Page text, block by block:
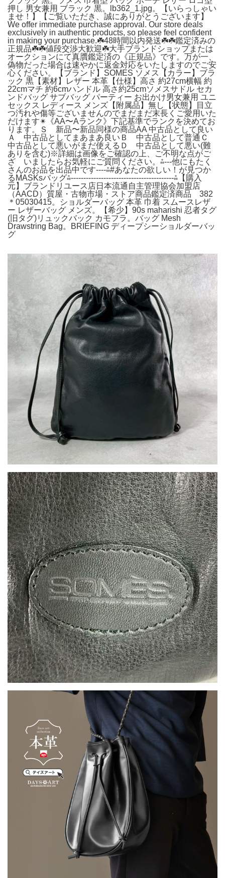
押し 男女兼用 ブラック 黒。lb362_1.jpg。【いらっしゃい
ませ！】【ご覧いただき、誠にありがとうございます】
We offer immediate purchase approval. Our store deals
exclusively in authentic products, so please feel confident
in making your purchase.☘️48時間以内発送☘️☘️鑑定済みの
正規品☘️☘️値段交渉大歓迎☘️大手ブランドショップまたは
オークションにて真贋鑑定済の《正規品》です。万が一、
偽物だった場合は速やかに返金対応をいたしますのでご安
心ください。【ブランド】SOMES ソメス【カラー】ブラ
ック 黒【素材】レザー 本革【仕様】高さ 約27cm横幅 約
22cmマチ 約6cmハンドル 高さ約25cmソメスサドル セカ
ンドバッグ サブバッグ パーティー お出かけ男女兼用 ユニ
セックス レディース メンズ【附属品】無し【状態】目立
つ汚れや傷等ございませんのでまだまだ末長くご愛用いた
だけます✴︎《AA〜Aランク》下記基準でランクを決めてお
ります。Ｓ 新品〜新品同様の商品AA 中古品として良い
Ａ 中古品としてまあまあ良いＢ 中古品として普通Ｃ
中古品として悪いがまだ使えるＤ 中古品として悪い(難
ありを含む)※詳細は画像をご確認の上、ご不明な点がご
ざ いましたらお気軽にご質問ください。⁂---他にもたく
さんのお品を出品中です----⁂#あなたの欲しい！が見つか
るMASKsバッグ⁂-----------------------------------------⁂【購入
元】ブランドリユース店日本流通自主管理協会加盟店
（AACD）質屋・古物市場・ストア商品鑑定済商品 382
＊05030415。ショルダーバッグ 本革 巾着 スムースレザ
ー レザーバッグ メンズ。【希少】90s maharishi 忍者タグ
(旧タグ)リュックバック カモフラ。バッグ Mesh
Drawstring Bag。BRIEFING ディープシーショルダーバッ
グ